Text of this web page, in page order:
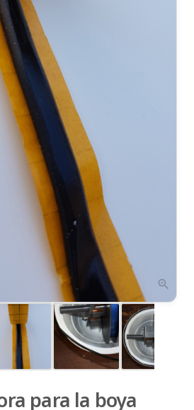
zoom_in
para la boya